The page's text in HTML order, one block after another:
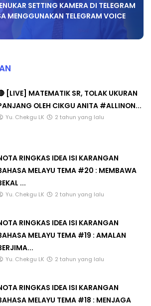
SETTING KAMERA DI TELEGRAM
MENGGUNAKAN TELEGRAM VOICE
[LIVE] MATEMATIK SR, TOLAK UKURAN
OLEH CIKGU ANITA #ALLINON...
Yu. Chekgu LK 2 tahun yang lalu
RINGKAS IDEA ISI KARANGAN
MELAYU TEMA #20 : MEMBAWA
...
Yu. Chekgu LK 2 tahun yang lalu
RINGKAS IDEA ISI KARANGAN
MELAYU TEMA #19 : AMALAN
Yu. Chekgu LK 2 tahun yang lalu
RINGKAS IDEA ISI KARANGAN
MELAYU TEMA #18 : MENJAGA